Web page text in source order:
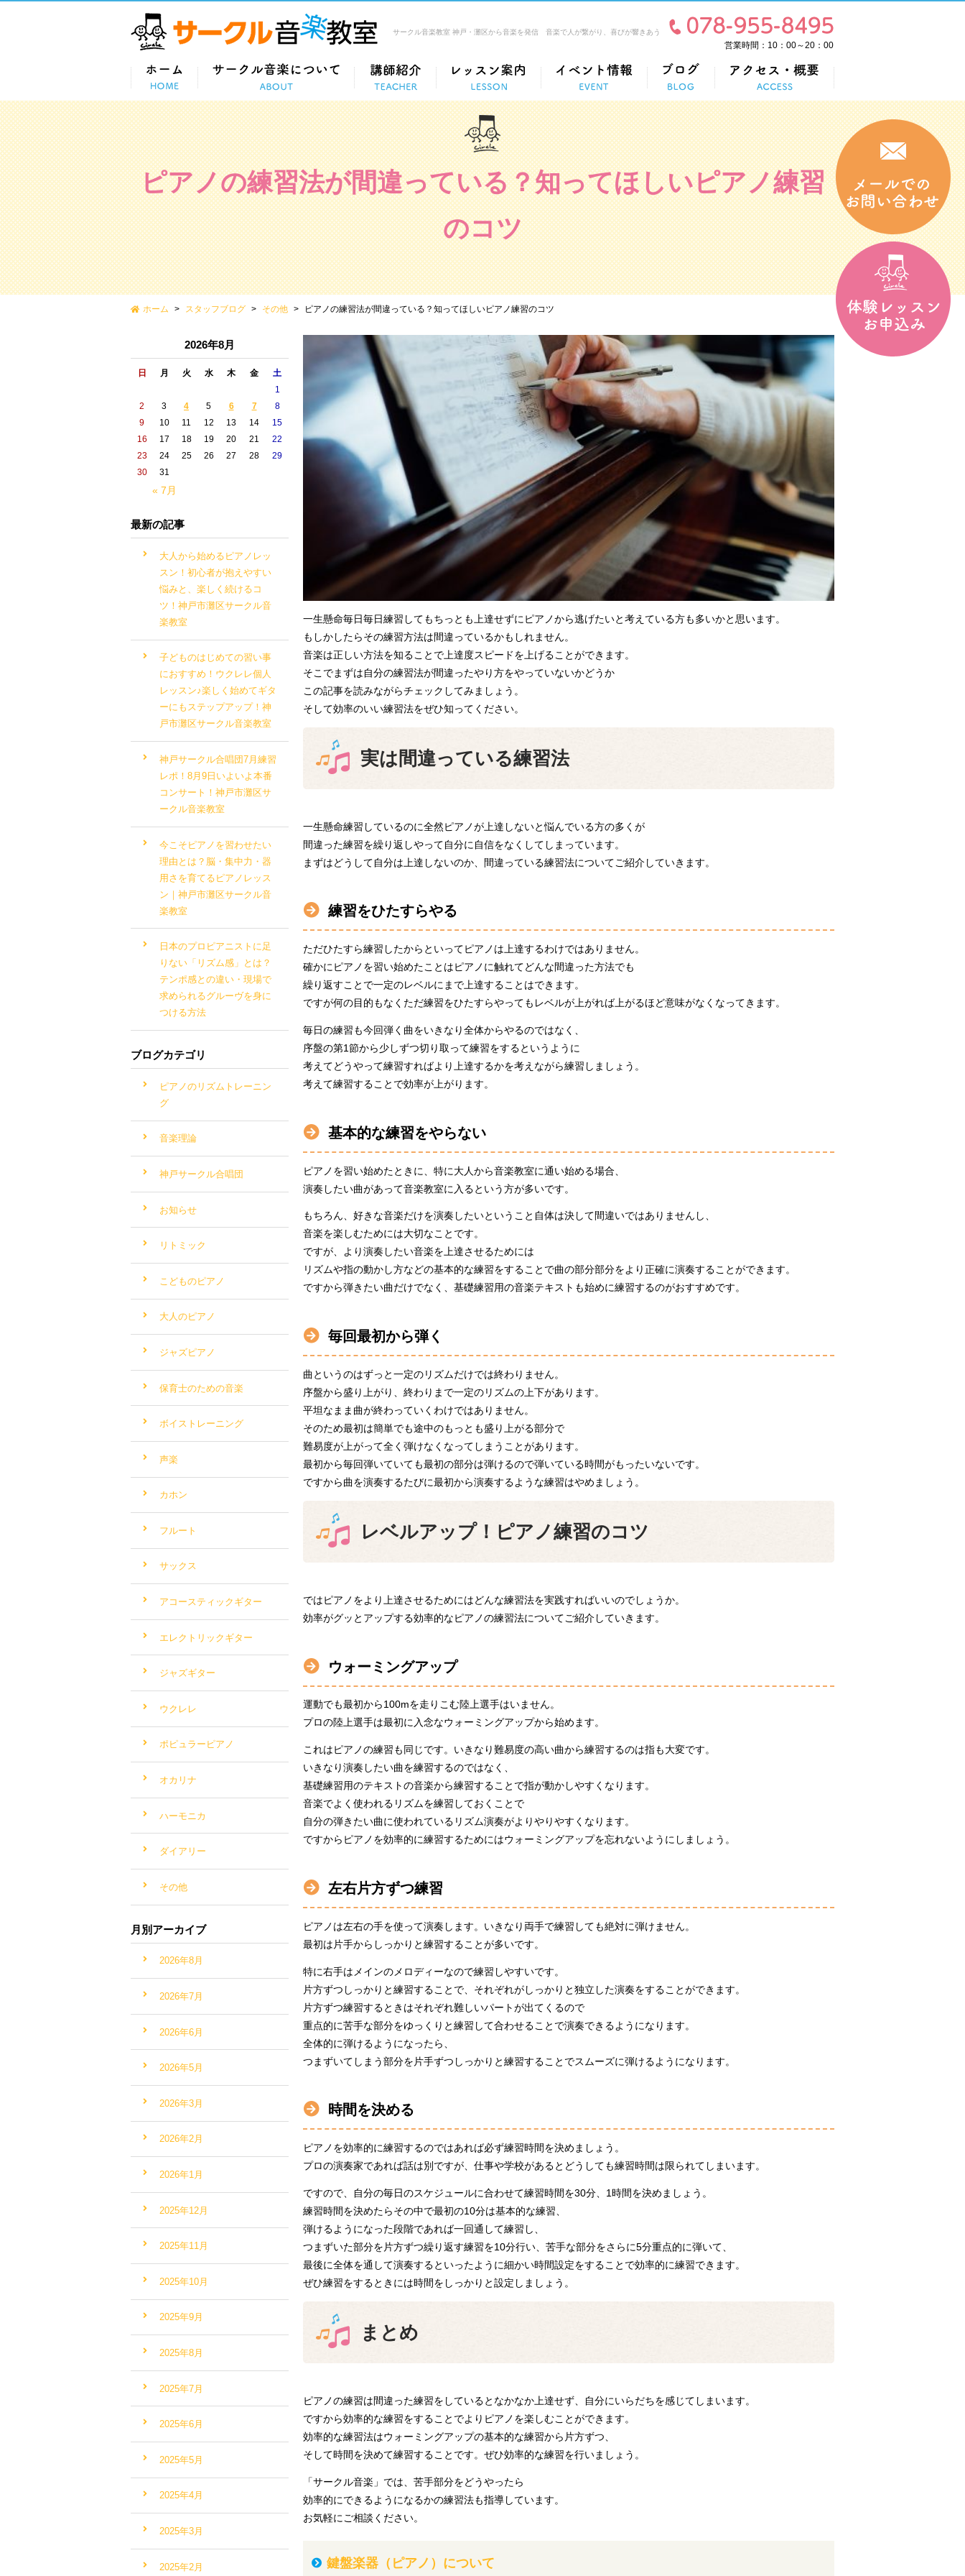
サークル音楽教室 神戸・灘区から音楽を発信 音楽で人が繋がり、喜びが響きあう
営業時間：10：00～20：00
ピアノの練習法が間違っている？知ってほしいピアノ練習
のコツ
ホーム スタッフブログ その他 ピアノの練習法が間違っている？知ってほしいピアノ練習のコツ
一生懸命毎日毎日練習してもちっとも上達せずにピアノから逃げたいと考えている方も多いかと思います。
もしかしたらその練習方法は間違っているかもしれません。
音楽は正しい方法を知ることで上達度スピードを上げることができます。
そこでまずは自分の練習法が間違ったやり方をやっていないかどうか
この記事を読みながらチェックしてみましょう。
そして効率のいい練習法をぜひ知ってください。
実は間違っている練習法
一生懸命練習しているのに全然ピアノが上達しないと悩んでいる方の多くが
間違った練習を繰り返しやって自分に自信をなくしてしまっています。
まずはどうして自分は上達しないのか、間違っている練習法についてご紹介していきます。
練習をひたすらやる
ただひたすら練習したからといってピアノは上達するわけではありません。
確かにピアノを習い始めたことはピアノに触れてどんな間違った方法でも
繰り返すことで一定のレベルにまで上達することはできます。
ですが何の目的もなくただ練習をひたすらやってもレベルが上がれば上がるほど意味がなくなってきます。
毎日の練習も今回弾く曲をいきなり全体からやるのではなく、
序盤の第1節から少しずつ切り取って練習をするというように
考えてどうやって練習すればより上達するかを考えながら練習しましょう。
考えて練習することで効率が上がります。
基本的な練習をやらない
ピアノを習い始めたときに、特に大人から音楽教室に通い始める場合、
演奏したい曲があって音楽教室に入るという方が多いです。
もちろん、好きな音楽だけを演奏したいということ自体は決して間違いではありませんし、
音楽を楽しむためには大切なことです。
ですが、より演奏したい音楽を上達させるためには
リズムや指の動かし方などの基本的な練習をすることで曲の部分部分をより正確に演奏することができます。
ですから弾きたい曲だけでなく、基礎練習用の音楽テキストも始めに練習するのがおすすめです。
毎回最初から弾く
曲というのはずっと一定のリズムだけでは終わりません。
序盤から盛り上がり、終わりまで一定のリズムの上下があります。
平坦なまま曲が終わっていくわけではありません。
そのため最初は簡単でも途中のもっとも盛り上がる部分で
難易度が上がって全く弾けなくなってしまうことがあります。
最初から毎回弾いていても最初の部分は弾けるので弾いている時間がもったいないです。
ですから曲を演奏するたびに最初から演奏するような練習はやめましょう。
レベルアップ！ピアノ練習のコツ
ではピアノをより上達させるためにはどんな練習法を実践すればいいのでしょうか。
効率がグッとアップする効率的なピアノの練習法についてご紹介していきます。
ウォーミングアップ
運動でも最初から100mを走りこむ陸上選手はいません。
プロの陸上選手は最初に入念なウォーミングアップから始めます。
これはピアノの練習も同じです。いきなり難易度の高い曲から練習するのは指も大変です。
いきなり演奏したい曲を練習するのではなく、
基礎練習用のテキストの音楽から練習することで指が動かしやすくなります。
音楽でよく使われるリズムを練習しておくことで
自分の弾きたい曲に使われているリズム演奏がよりやりやすくなります。
ですからピアノを効率的に練習するためにはウォーミングアップを忘れないようにしましょう。
左右片方ずつ練習
ピアノは左右の手を使って演奏します。いきなり両手で練習しても絶対に弾けません。
最初は片手からしっかりと練習することが多いです。
特に右手はメインのメロディーなので練習しやすいです。
片方ずつしっかりと練習することで、それぞれがしっかりと独立した演奏をすることができます。
片方ずつ練習するときはそれぞれ難しいパートが出てくるので
重点的に苦手な部分をゆっくりと練習して合わせることで演奏できるようになります。
全体的に弾けるようになったら、
つまずいてしまう部分を片手ずつしっかりと練習することでスムーズに弾けるようになります。
時間を決める
ピアノを効率的に練習するのではあれば必ず練習時間を決めましょう。
プロの演奏家であれば話は別ですが、仕事や学校があるとどうしても練習時間は限られてしまいます。
ですので、自分の毎日のスケジュールに合わせて練習時間を30分、1時間を決めましょう。
練習時間を決めたらその中で最初の10分は基本的な練習、
弾けるようになった段階であれば一回通して練習し、
つまずいた部分を片方ずつ繰り返す練習を10分行い、苦手な部分をさらに5分重点的に弾いて、
最後に全体を通して演奏するといったように細かい時間設定をすることで効率的に練習できます。
ぜひ練習をするときには時間をしっかりと設定しましょう。
まとめ
ピアノの練習は間違った練習をしているとなかなか上達せず、自分にいらだちを感じてしまいます。
ですから効率的な練習をすることでよりピアノを楽しむことができます。
効率的な練習法はウォーミングアップの基本的な練習から片方ずつ、
そして時間を決めて練習することです。ぜひ効率的な練習を行いましょう。
「サークル音楽」では、苦手部分をどうやったら
効率的にできるようになるかの練習法も指導しています。
お気軽にご相談ください。
鍵盤楽器（ピアノ）について
2026年8月
日 月 火 水 木 金 土
« 7月
1
2
3 4 5 6 7
8
9
10 11 12 13 14
15
16
17 18 19 20 21
22
23
24 25 26 27 28
29
30
31
最新の記事
大人から始めるピアノレッ
スン！初心者が抱えやすい
悩みと、楽しく続けるコ
ツ！神戸市灘区サークル音
楽教室
子どものはじめての習い事
におすすめ！ウクレレ個人
レッスン♪楽しく始めてギタ
ーにもステップアップ！神
戸市灘区サークル音楽教室
神戸サークル合唱団7月練習
レポ！8月9日いよいよ本番
コンサート！神戸市灘区サ
ークル音楽教室
今こそピアノを習わせたい
理由とは？脳・集中力・器
用さを育てるピアノレッス
ン｜神戸市灘区サークル音
楽教室
日本のプロピアニストに足
りない「リズム感」とは？
テンポ感との違い・現場で
求められるグルーヴを身に
つける方法
ブログカテゴリ
ピアノのリズムトレーニン
グ
音楽理論
神戸サークル合唱団
お知らせ
リトミック
こどものピアノ
大人のピアノ
ジャズピアノ
保育士のための音楽
ボイストレーニング
声楽
カホン
フルート
サックス
アコースティックギター
エレクトリックギター
ジャズギター
ウクレレ
ポピュラーピアノ
オカリナ
ハーモニカ
ダイアリー
その他
月別アーカイブ
2026年8月
2026年7月
2026年6月
2026年5月
2026年3月
2026年2月
2026年1月
2025年12月
2025年11月
2025年10月
2025年9月
2025年8月
2025年7月
2025年6月
2025年5月
2025年4月
2025年3月
2025年2月